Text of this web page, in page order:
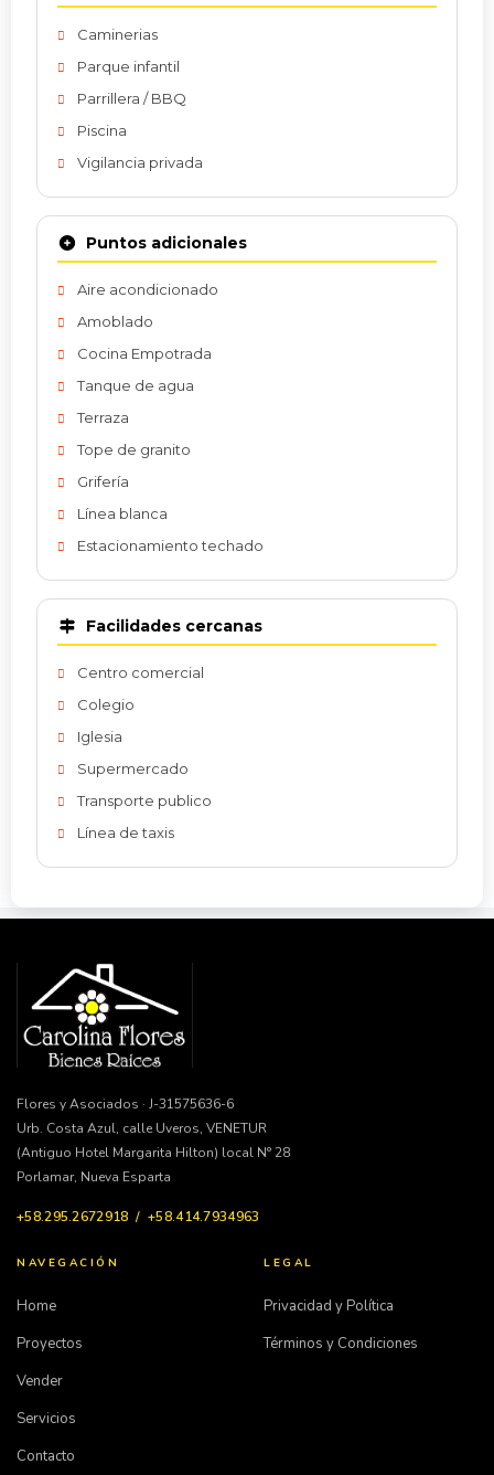
Caminerias
Parque infantil
Parrillera / BBQ
Piscina
Vigilancia privada
Puntos adicionales
Aire acondicionado
Amoblado
Cocina Empotrada
Tanque de agua
Terraza
Tope de granito
Grifería
Línea blanca
Estacionamiento techado
Facilidades cercanas
Centro comercial
Colegio
Iglesia
Supermercado
Transporte publico
Línea de taxis
Flores y Asociados · J-31575636-6
Urb. Costa Azul, calle Uveros, VENETUR
(Antiguo Hotel Margarita Hilton) local N° 28
Porlamar, Nueva Esparta
+58.295.2672918 / +58.414.7934963
NAVEGACIÓN
Home
Proyectos
Vender
Servicios
Contacto
LEGAL
Privacidad y Política
Términos y Condiciones